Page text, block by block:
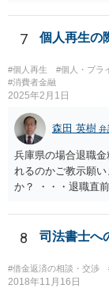
7 個人再生の
#個人再生 #個人・プラ
#消費者金融
2025年2月1日
森田 英樹 弁
兵庫県の場合退職
れるのかご教示願
か？ ・・・退職直
準でしょう。 また
でしょうか？ ・
回答されるまで
てが可能で しっか
週間で開始決定が
8 司法書士へ
#借金返済の相談・交渉
2018年11月16日